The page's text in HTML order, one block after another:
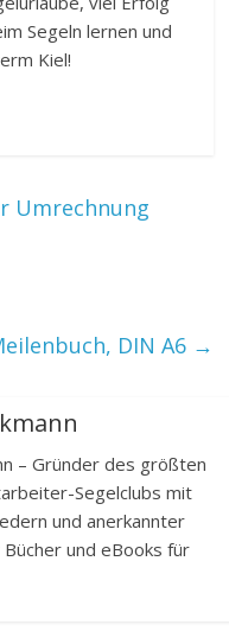
Segeln lernen und
Kiel!
Umrechnung
DIN A6 →
– Gründer des größten
Segelclubs mit
und anerkannter
und eBooks für